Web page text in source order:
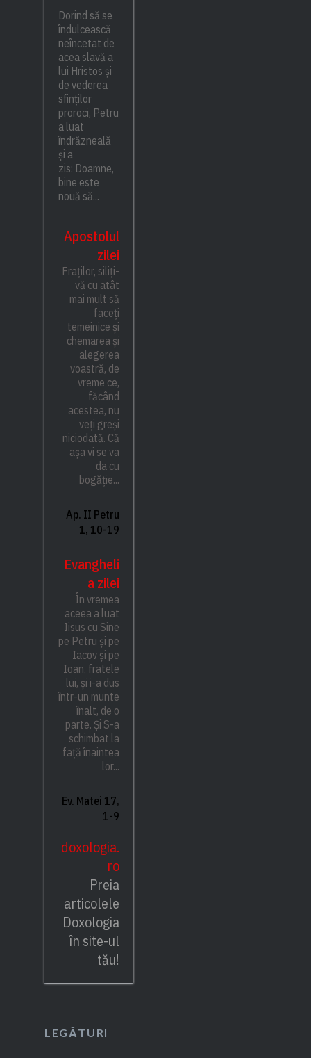
Dorind să se
îndulcească
neîncetat de
acea slavă a
lui Hristos și
de vederea
sfinților
proroci, Petru
a luat
îndrăzneală
și a
zis: Doamne,
bine este
nouă să...
Apostolul
zilei
Fraților, siliți-
vă cu atât
mai mult să
faceți
temeinice și
chemarea și
alegerea
voastră, de
vreme ce,
făcând
acestea, nu
veți greși
niciodată. Că
așa vi se va
da cu
bogăție...
Ap. II Petru
1, 10-19
Evangheli
a zilei
În vremea
aceea a luat
Iisus cu Sine
pe Petru și pe
Iacov și pe
Ioan, fratele
lui, și i-a dus
într-un munte
înalt, de o
parte. Și S-a
schimbat la
față înaintea
lor...
Ev. Matei 17,
1-9
doxologia.
ro
Preia
articolele
Doxologia
în site-ul
tău!
LEGĂTURI